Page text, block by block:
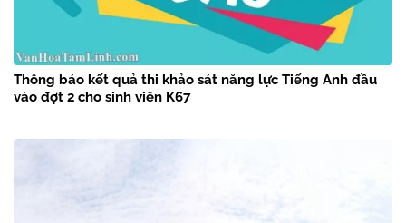
Thông báo kết quả thi khảo sát năng lực Tiếng Anh đầu
vào đợt 2 cho sinh viên K67